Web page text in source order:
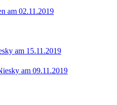
am 02.11.2019
am 15.11.2019
am 09.11.2019